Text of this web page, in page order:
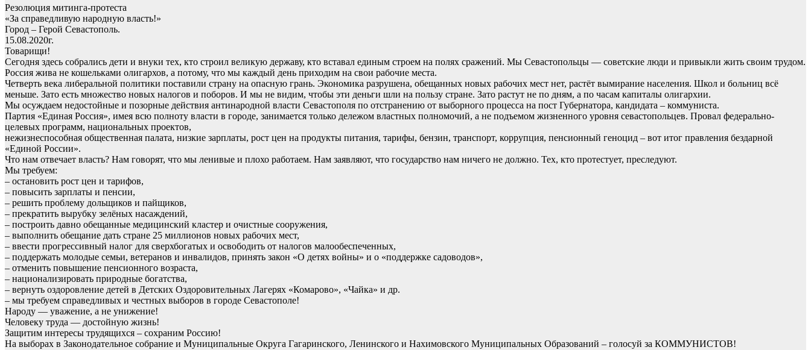
Резолюция митинга-протеста
«За справедливую народную власть!»
Город – Герой Севастополь.
15.08.2020г.
Товарищи!
Сегодня здесь собрались дети и внуки тех, кто строил великую державу, кто вставал единым строем на полях сражений. Мы Севастопольцы — советские люди и привыкли жить своим трудом.
Россия жива не кошельками олигархов, а потому, что мы каждый день приходим на свои рабочие места.
Четверть века либеральной политики поставили страну на опасную грань. Экономика разрушена, обещанных новых рабочих мест нет, растёт вымирание населения. Школ и больниц всё
меньше. Зато есть множество новых налогов и поборов. И мы не видим, чтобы эти деньги шли на пользу стране. Зато растут не по дням, а по часам капиталы олигархии.
Мы осуждаем недостойные и позорные действия антинародной власти Севастополя по отстранению от выборного процесса на пост Губернатора, кандидата – коммуниста.
Партия «Единая Россия», имея всю полноту власти в городе, занимается только дележом властных полномочий, а не подъемом жизненного уровня севастопольцев. Провал федерально-
целевых программ, национальных проектов,
нежизнеспособная общественная палата, низкие зарплаты, рост цен на продукты питания, тарифы, бензин, транспорт, коррупция, пенсионный геноцид – вот итог правления бездарной
«Единой России».
Что нам отвечает власть? Нам говорят, что мы ленивые и плохо работаем. Нам заявляют, что государство нам ничего не должно. Тех, кто протестует, преследуют.
Мы требуем:
– остановить рост цен и тарифов,
– повысить зарплаты и пенсии,
– решить проблему дольщиков и пайщиков,
– прекратить вырубку зелёных насаждений,
– построить давно обещанные медицинский кластер и очистные сооружения,
– выполнить обещание дать стране 25 миллионов новых рабочих мест,
– ввести прогрессивный налог для сверхбогатых и освободить от налогов малообеспеченных,
– поддержать молодые семьи, ветеранов и инвалидов, принять закон «О детях войны» и о «поддержке садоводов»,
– отменить повышение пенсионного возраста,
– национализировать природные богатства,
– вернуть оздоровление детей в Детских Оздоровительных Лагерях «Комарово», «Чайка» и др.
– мы требуем справедливых и честных выборов в городе Севастополе!
Народу — уважение, а не унижение!
Человеку труда — достойную жизнь!
Защитим интересы трудящихся – сохраним Россию!
На выборах в Законодательное собрание и Муниципальные Округа Гагаринского, Ленинского и Нахимовского Муниципальных Образований – голосуй за КОММУНИСТОВ!